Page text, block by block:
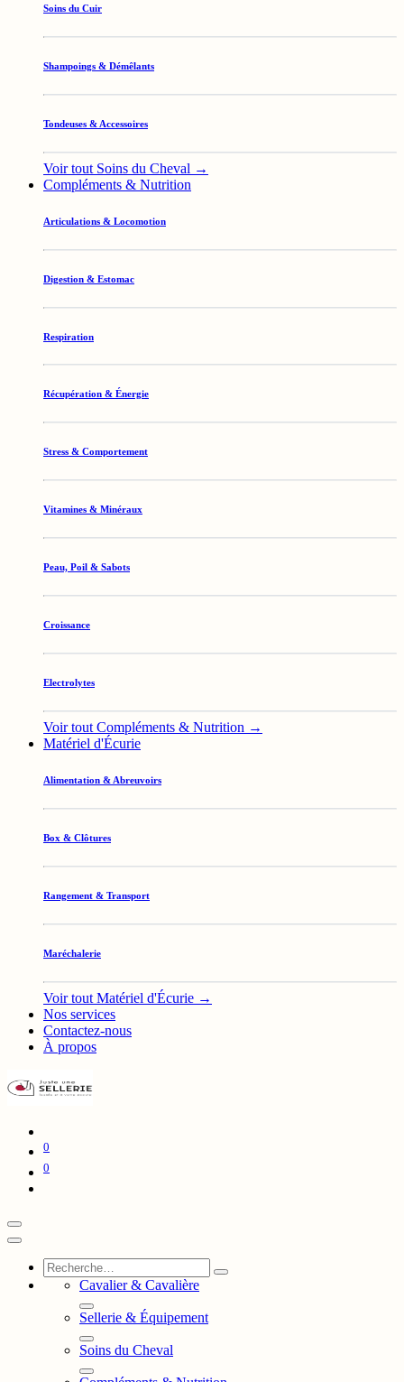
Soins du Cuir
Shampoings & Démêlants
Tondeuses & Accessoires
Voir tout Soins du Cheval →
Compléments & Nutrition
Articulations & Locomotion
Digestion & Estomac
Respiration
Récupération & Énergie
Stress & Comportement
Vitamines & Minéraux
Peau, Poil & Sabots
Croissance
Electrolytes
Voir tout Compléments & Nutrition →
Matériel d'Écurie
Alimentation & Abreuvoirs
Box & Clôtures
Rangement & Transport
Maréchalerie
Voir tout Matériel d'Écurie →
Nos services
Contactez-nous
À propos
0
0
Cavalier & Cavalière
Sellerie & Équipement
Soins du Cheval